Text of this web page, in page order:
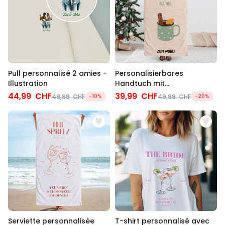
Pull personnalisé 2 amies -
Illustration
44,99 CHF49,99 CHF -10%
Personalisierbares
Handtuch mit
Glühweinspruch
39,99 CHF49,99 CHF -20%
Serviette personnalisée T-shirt personnalisé avec